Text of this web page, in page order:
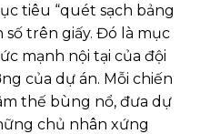
tiêu “quét sạch bảng
số trên giấy. Đó là mục
mạnh nội tại của đội
của dự án. Mỗi chiến
thế bùng nổ, đưa dự
chủ nhân xứng